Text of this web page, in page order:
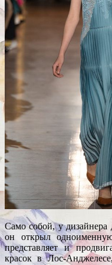
Само собой, у
он открыл
представляет и
красок в Лос-